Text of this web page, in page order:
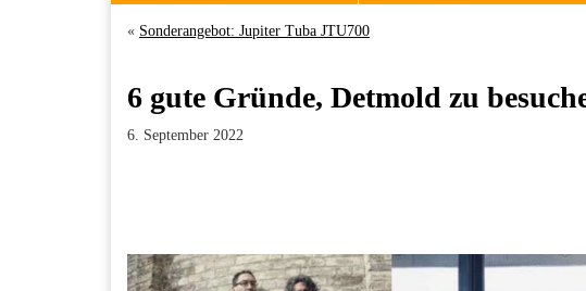
« Sonderangebot: Jupiter Tuba JTU700
6 gute Gründe, Detmold zu
6. September 2022